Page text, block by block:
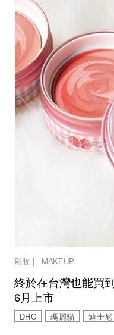
彩妝｜ MAKEUP
終於在台灣也能買
6月上市
DHC 瑪麗貓 迪士尼